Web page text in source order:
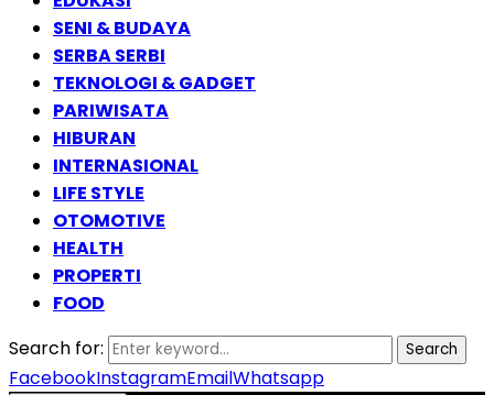
SENI & BUDAYA
SERBA SERBI
TEKNOLOGI & GADGET
PARIWISATA
HIBURAN
INTERNASIONAL
LIFE STYLE
OTOMOTIVE
HEALTH
PROPERTI
FOOD
Search for:
Search
FacebookInstagramEmailWhatsapp